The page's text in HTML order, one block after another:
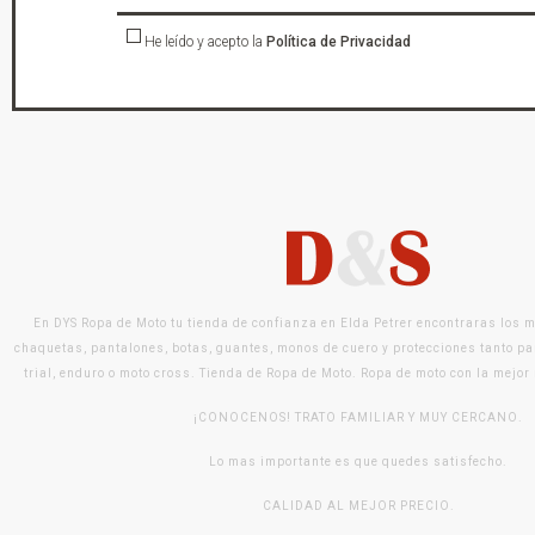
He leído y acepto la Política de Privacidad
En DYS Ropa de Moto tu tienda de confianza en Elda Petrer encontraras los
chaquetas, pantalones, botas, guantes, monos de cuero y protecciones tanto
trial, enduro o moto cross. Tienda de Ropa de Moto. Ropa de moto con la
¡CONOCENOS! TRATO FAMILIAR Y MUY CERCANO.
Lo mas importante es que quedes satisfecho.
CALIDAD AL MEJOR PRECIO.